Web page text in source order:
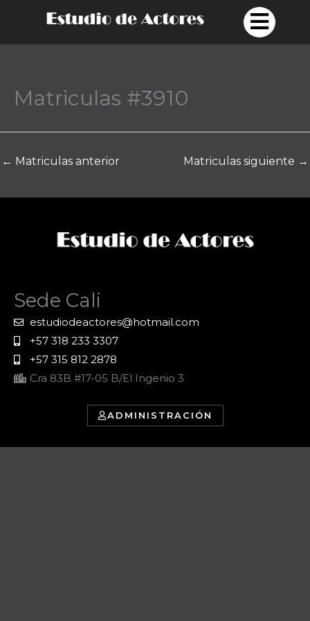
contenido
Matriculas #3910
← Matriculas anterior Matriculas siguiente →
Sede Cali
estudiodeactores@hotmail.com
+57 318 233 3307
+57 315 812 2878
Cra 83B #17-05 B/El Ingenio 3
ADMINISTRACIÓN